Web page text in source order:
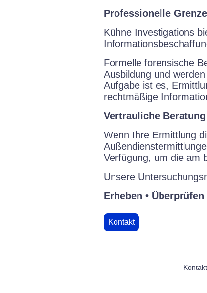
Professionelle
Kühne Investigations
Formelle forensische
Ausbildung und
Aufgabe ist es,
rechtmäßige
Vertrauliche Beratung
Wenn Ihre Ermittlung
Verfügung, um die am
Unsere
Erheben •
Kontakt
Kontakt